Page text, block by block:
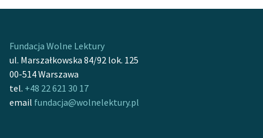
Fundacja Wolne Lektury
ul. Marszałkowska 84/92 lok. 125
00-514 Warszawa
tel. +48 22 621 30 17
email fundacja@wolnelektury.pl